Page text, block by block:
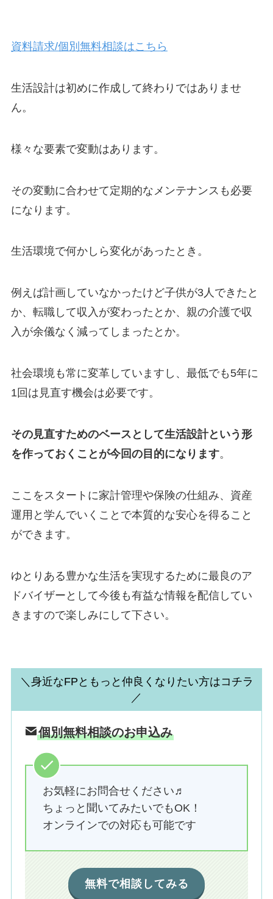
資料請求/個別無料相談はこちら
生活設計は初めに作成して終わりではありませ
ん。
様々な要素で変動はあります。
その変動に合わせて定期的なメンテナンスも必要
になります。
生活環境で何かしら変化があったとき。
例えば計画していなかったけど子供が3人できたと
か、転職して収入が変わったとか、親の介護で収
入が余儀なく減ってしまったとか。
社会環境も常に変革していますし、最低でも5年に
1回は見直す機会は必要です。
その見直すためのベースとして生活設計という形
を作っておくことが今回の目的になります。
ここをスタートに家計管理や保険の仕組み、資産
運用と学んでいくことで本質的な安心を得ること
ができます。
ゆとりある豊かな生活を実現するために最良のア
ドバイザーとして今後も有益な情報を配信してい
きますので楽しみにして下さい。
＼身近なFPともっと仲良くなりたい方はコチラ
／
個別無料相談のお申込み
お気軽にお問合せください♬
ちょっと聞いてみたいでもOK！
オンラインでの対応も可能です
無料で相談してみる